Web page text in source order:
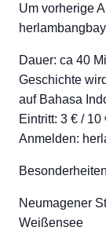
Um vorherige
Dauer: ca 40
Geschichte
auf Bahasa
Eintritt: 3 € / 10
Anmelden:
Neumagener
Weißensee